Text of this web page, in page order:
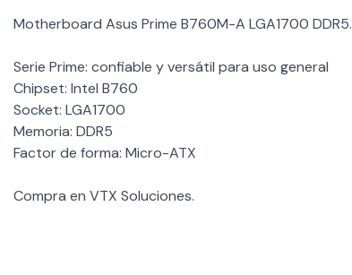
Motherboard Asus Prime B760M-A LGA1700 DDR5.
Serie Prime: confiable y versátil para uso general
Chipset: Intel B760
Socket: LGA1700
Memoria: DDR5
Factor de forma: Micro-ATX
Compra en VTX Soluciones.